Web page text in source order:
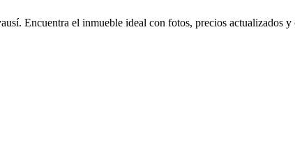
Encuentra el inmueble ideal con fotos, precios actualizados